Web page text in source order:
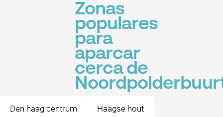
Zonas
populares
para
aparcar
cerca de
Den haag centrum Haagse hout